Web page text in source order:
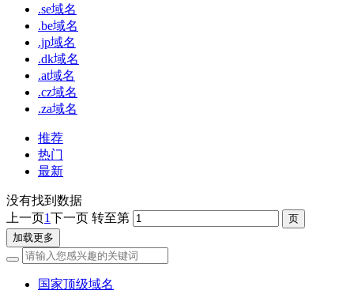
.se域名
.be域名
.jp域名
.dk域名
.at域名
.cz域名
.za域名
推荐
热门
最新
没有找到数据
上一页1下一页 转至第
加载更多
国家顶级域名